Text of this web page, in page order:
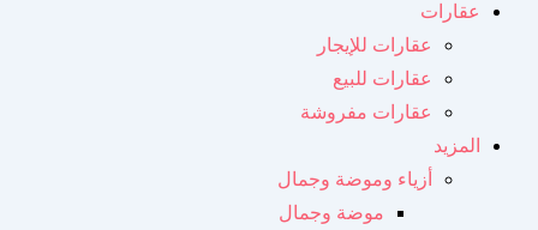
عقارات
عقارات للإيجار
عقارات للبيع
عقارات مفروشة
المزيد
أزياء وموضة وجمال
موضة وجمال